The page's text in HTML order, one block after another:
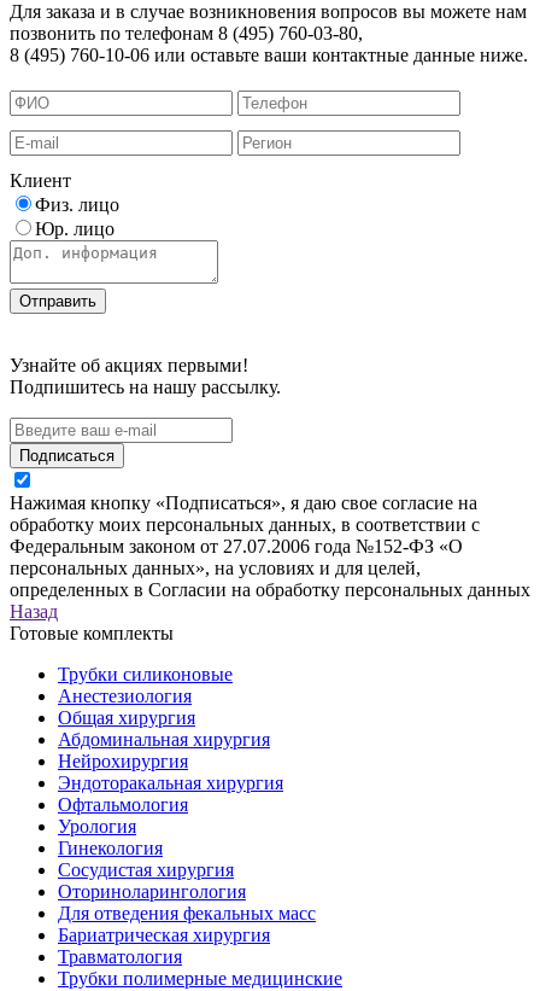
Для заказа и в случае возникновения вопросов вы можете нам
позвонить по телефонам 8 (495) 760-03-80,
8 (495) 760-10-06 или оставьте ваши контактные данные ниже.
Клиент
Физ. лицо
Юр. лицо
Узнайте об акциях первыми!
Подпишитесь на нашу рассылку.
Подписаться
Нажимая кнопку «Подписаться», я даю свое согласие на
обработку моих персональных данных, в соответствии с
Федеральным законом от 27.07.2006 года №152-ФЗ «О
персональных данных», на условиях и для целей,
определенных в Согласии на обработку персональных данных
Назад
Готовые комплекты
Трубки силиконовые
Анестезиология
Общая хирургия
Абдоминальная хирургия
Нейрохирургия
Эндоторакальная хирургия
Офтальмология
Урология
Гинекология
Сосудистая хирургия
Оториноларингология
Для отведения фекальных масс
Бариатрическая хирургия
Травматология
Трубки полимерные медицинские